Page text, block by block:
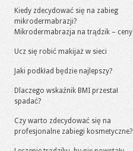
Kiedy zdecydować się na zabieg
mikrodermabrazji?
Mikrodermabrazja na trądzik – ceny
Ucz się robić makijaż w sieci
Jaki podkład będzie najlepszy?
Dlaczego wskaźnik BMI przestał
spadać?
Czy warto zdecydować się na
profesjonalne zabiegi kosmetyczne?